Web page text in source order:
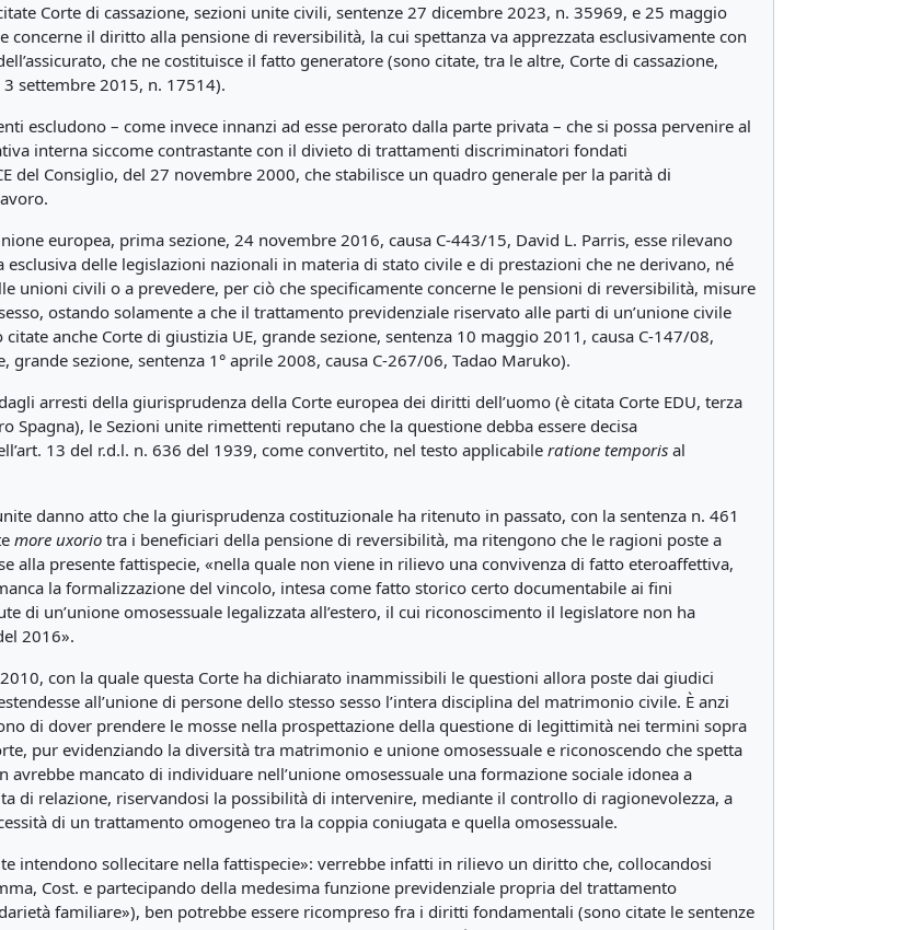
Corte di cassazione, sezioni unite civili, sentenze 27 dicembre 2023, n. 35969, e 25 maggio
il diritto alla pensione di reversibilità, la cui spettanza va apprezzata esclusivamente con
che ne costituisce il fatto generatore (sono citate, tra le altre, Corte di cassazione,
settembre 2015, n. 17514).
escludono – come invece innanzi ad esse perorato dalla parte privata – che si possa pervenire al
interna siccome contrastante con il divieto di trattamenti discriminatori fondati
del Consiglio, del 27 novembre 2000, che stabilisce un quadro generale per la parità di
europea, prima sezione, 24 novembre 2016, causa C-443/15, David L. Parris, esse rilevano
delle legislazioni nazionali in materia di stato civile e di prestazioni che ne derivano, né
unioni civili o a prevedere, per ciò che specificamente concerne le pensioni di reversibilità, misure
ostando solamente a che il trattamento previdenziale riservato alle parti di un’unione civile
anche Corte di giustizia UE, grande sezione, sentenza 10 maggio 2011, causa C-147/08,
grande sezione, sentenza 1° aprile 2008, causa C-267/06, Tadao Maruko).
arresti della giurisprudenza della Corte europea dei diritti dell’uomo (è citata Corte EDU, terza
Spagna), le Sezioni unite rimettenti reputano che la questione debba essere decisa
13 del r.d.l. n. 636 del 1939, come convertito, nel testo applicabile ratione temporis al
danno atto che la giurisprudenza costituzionale ha ritenuto in passato, con la sentenza n. 461
more uxorio tra i beneficiari della pensione di reversibilità, ma ritengono che le ragioni poste a
alla presente fattispecie, «nella quale non viene in rilievo una convivenza di fatto eteroaffettiva,
la formalizzazione del vincolo, intesa come fatto storico certo documentabile ai fini
di un’unione omosessuale legalizzata all’estero, il cui riconoscimento il legislatore non ha
2016».
con la quale questa Corte ha dichiarato inammissibili le questioni allora poste dai giudici
all’unione di persone dello stesso sesso l’intera disciplina del matrimonio civile. È anzi
di dover prendere le mosse nella prospettazione della questione di legittimità nei termini sopra
pur evidenziando la diversità tra matrimonio e unione omosessuale e riconoscendo che spetta
mancato di individuare nell’unione omosessuale una formazione sociale idonea a
di relazione, riservandosi la possibilità di intervenire, mediante il controllo di ragionevolezza, a
di un trattamento omogeneo tra la coppia coniugata e quella omosessuale.
intendono sollecitare nella fattispecie»: verrebbe infatti in rilievo un diritto che, collocandosi
Cost. e partecipando della medesima funzione previdenziale propria del trattamento
familiare»), ben potrebbe essere ricompreso fra i diritti fondamentali (sono citate le sentenze